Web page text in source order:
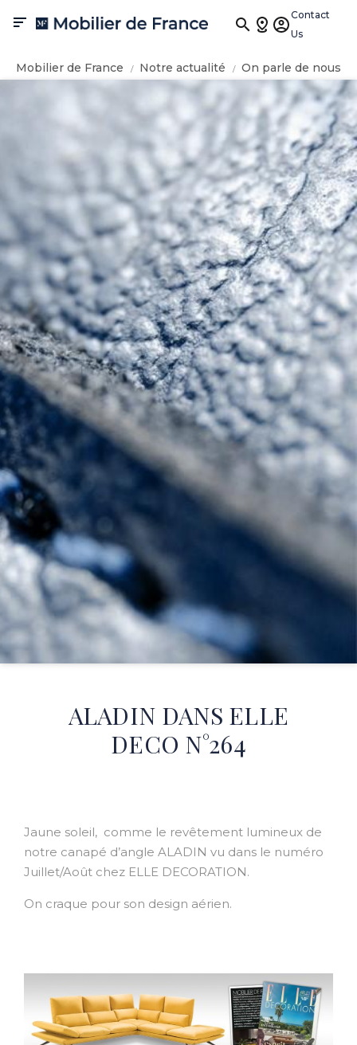

Contact
Us
Mobilier de France Notre actualité
On parle de nous
ALADIN dans ELLE Déco N°264
ALADIN DANS ELLE
DECO N°264
Jaune soleil, comme le revêtement lumineux de
notre canapé d’angle ALADIN vu dans le numéro
Juillet/Août chez ELLE DECORATION.
On craque pour son design aérien.